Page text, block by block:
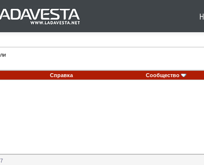
Справка Сообщество